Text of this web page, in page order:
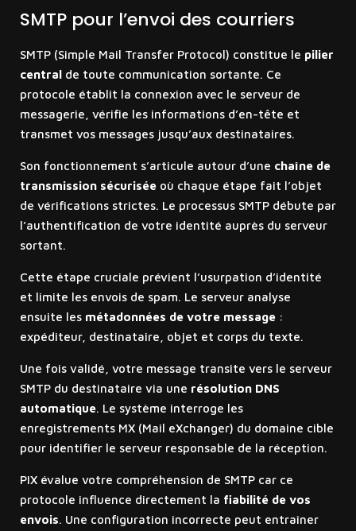
SMTP pour l’envoi des courriers
SMTP (Simple Mail Transfer Protocol) constitue le pilier
centralde toute communication sortante. Ce
protocole établit la connexion avec le serveur de
messagerie, vérifie les informations d’en-tête et
transmet vos messages jusqu’aux destinataires.
Son fonctionnement s’articule autour d’une chaîne de
transmission sécuriséeoù chaque étape fait l’objet
de vérifications strictes. Le processus SMTP débute par
l’authentification de votre identité auprès du serveur
sortant.
Cette étape cruciale prévient l’usurpation d’identité
et limite les envois de spam. Le serveur analyse
ensuite les métadonnées de votre message:
expéditeur, destinataire, objet et corps du texte.
Une fois validé, votre message transite vers le serveur
SMTP du destinataire via une résolution DNS
automatique. Le système interroge les
enregistrements MX (Mail eXchanger) du domaine cible
pour identifier le serveur responsable de la réception.
PIX évalue votre compréhension de SMTP car ce
protocole influence directement la fiabilité de vos
envois. Une configuration incorrecte peut entraîner